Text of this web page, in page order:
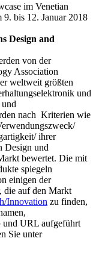
im Venetian
bis 12. Januar 2018
Design and
von der
Association
weltweit größten
und
nach Kriterien wie
ihrer
Design und
bewertet. Die mit
spiegeln
einigen der
die auf den Markt
Innovation zu finden,
und URL aufgeführt
Sie unter